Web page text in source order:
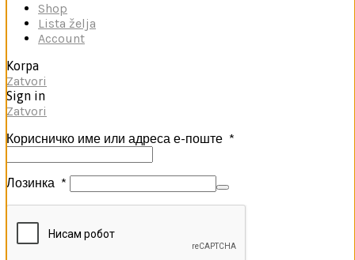
Shop
Lista želja
Account
Korpa
Zatvori
Sign in
Zatvori
Корисничко име или адреса е-поште *
Лозинка *